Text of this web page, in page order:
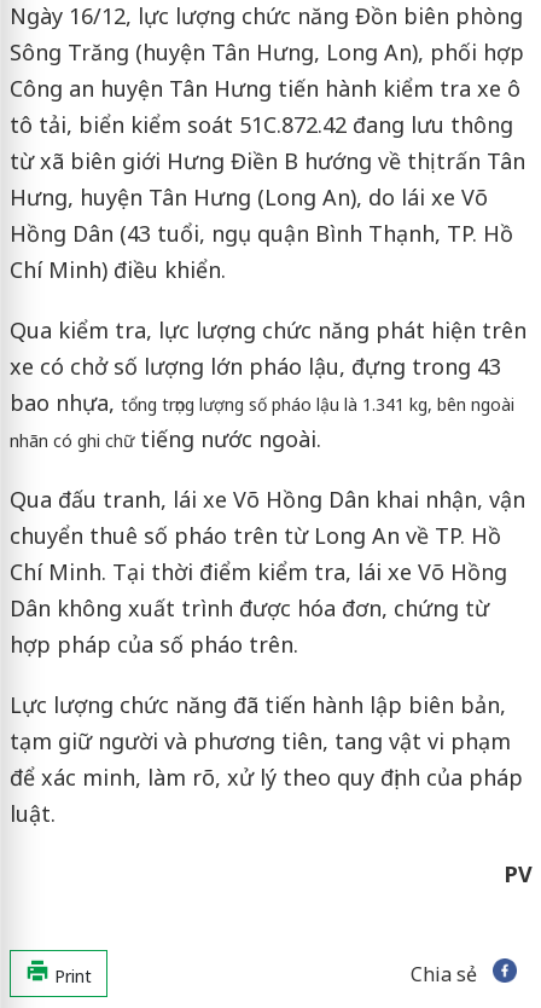
Ngày 16/12, lực lượng chức năng Đồn biên phòng
Sông Trăng (huyện Tân Hưng, Long An), phối hợp
Công an huyện Tân Hưng tiến hành kiểm tra xe ô
tô tải, biển kiểm soát 51C.872.42 đang lưu thông
từ xã biên giới Hưng Điền B hướng về thị trấn Tân
Hưng, huyện Tân Hưng (Long An), do lái xe Võ
Hồng Dân (43 tuổi, ngụ quận Bình Thạnh, TP. Hồ
Chí Minh) điều khiển.
Qua kiểm tra, lực lượng chức năng phát hiện trên
xe có chở số lượng lớn pháo lậu, đựng trong 43
bao nhựa, tổng trọng lượng số pháo lậu là 1.341 kg, bên ngoài
nhãn có ghi chữtiếng nước ngoài.
Qua đấu tranh, lái xe Võ Hồng Dân khai nhận, vận
chuyển thuê số pháo trên từ Long An về TP. Hồ
Chí Minh. Tại thời điểm kiểm tra, lái xe Võ Hồng
Dân không xuất trình được hóa đơn, chứng từ
hợp pháp của số pháo trên.
Lực lượng chức năng đã tiến hành lập biên bản,
tạm giữ người và phương tiên, tang vật vi phạm
để xác minh, làm rõ, xử lý theo quy định của pháp
luật.
PV
Print Chia sẻ